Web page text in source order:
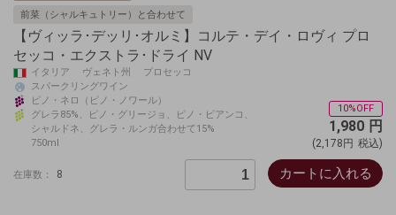
前菜（シャルキュトリー）と合わせて
【ヴィッラ･デッリ･オルミ】コルテ・デイ・ロヴィ プロ
セッコ・エクストラ･ドライ NV
イタリア ヴェネト州 プロセッコ
スパークリングワイン
ピノ・ネロ（ピノ・ノワール）
グレラ85%、ピノ・グリージョ、ピノ・ビアンコ、
シャルドネ、グレラ・ルンガ合わせて15%
750ml
10%OFF
1,980 円
(2,178円 税込)
在庫数： 8 カートに入れる